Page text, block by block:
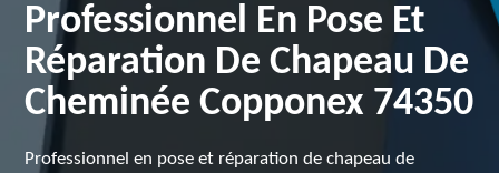
Professionnel En Pose Et
Réparation De Chapeau De
Cheminée Copponex 74350
Professionnel en pose et réparation de chapeau de